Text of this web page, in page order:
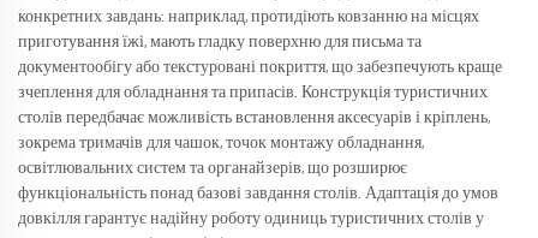
конкретних завдань: наприклад, протидіють ковзанню на місцях
приготування їжі, мають гладку поверхню для письма та
документообігу або текстуровані покриття, що забезпечують краще
зчеплення для обладнання та припасів. Конструкція туристичних
столів передбачає можливість встановлення аксесуарів і кріплень,
зокрема тримачів для чашок, точок монтажу обладнання,
освітлювальних систем та органайзерів, що розширює
функціональність понад базові завдання столів. Адаптація до умов
довкілля гарантує надійну роботу одиниць туристичних столів у